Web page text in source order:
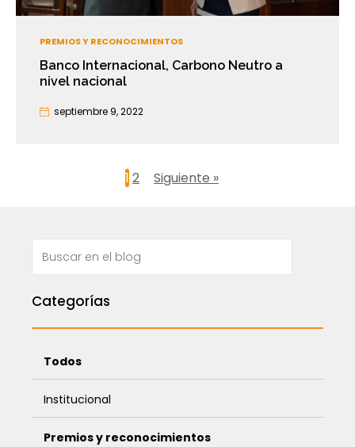
Categorías
Todos
Institucional
Premios y reconocimientos
PREMIOS Y RECONOCIMIENTOS
Banco Internacional, Carbono Neutro a
nivel nacional
septiembre 9, 2022
1 2 Siguiente »